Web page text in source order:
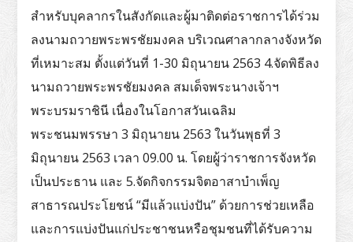
สำหรับบุคลากรในสังกัดและผู้มาติดต่อราชการได้ร่วม
ลงนามถวายพระพรชัยมงคล บริเวณศาลากลางจังหวัด
ที่เหมาะสม ตั้งแต่วันที่ 1-30 มิถุนายน 2563 4.จัดพิธีลง
นามถวายพระพรชัยมงคล สมเด็จพระนางเจ้าฯ
พระบรมราชินี เนื่องในโอกาสวันเฉลิม
พระชนมพรรษา 3 มิถุนายน 2563 ในวันพุธที่ 3
มิถุนายน 2563 เวลา 09.00 น. โดยผู้ว่าราชการจังหวัด
เป็นประธาน และ 5.จัดกิจกรรมจิตอาสาบำเพ็ญ
สาธารณประโยชน์ “มีแล้วแบ่งปัน” ด้วยการช่วยเหลือ
และการแบ่งปันแก่ประชาชนหรือชุมชนที่ได้รับความ